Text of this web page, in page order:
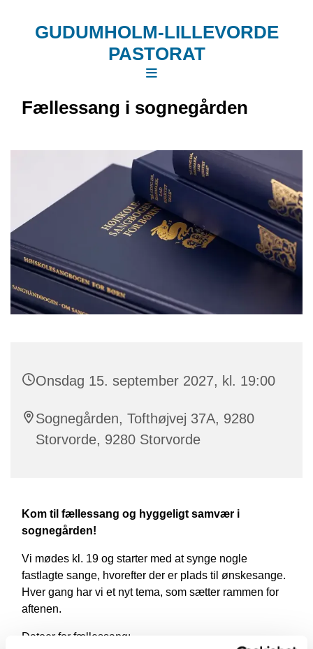
GUDUMHOLM-LILLEVORDE
PASTORAT
Fællessang i sognegården
Onsdag 15. september 2027, kl. 19:00
Sognegården, Tofthøjvej 37A, 9280
Storvorde, 9280 Storvorde
Kom til fællessang og hyggeligt samvær i
sognegården!
Vi mødes kl. 19 og starter med at synge nogle
fastlagte sange, hvorefter der er plads til ønskesange.
Hver gang har vi et nyt tema, som sætter rammen for
aftenen.
Datoer for fællessang: